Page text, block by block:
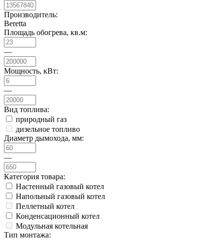
Производитель:
Beretta
Площадь обогрева, кв.м:
—
Мощность, кВт:
—
Вид топлива:
природный газ
дизельное топливо
Диаметр дымохода, мм:
—
Категория товара:
Настенный газовый котел
Напольный газовый котел
Пеллетный котел
Конденсационный котел
Модульная котельная
Тип монтажа: